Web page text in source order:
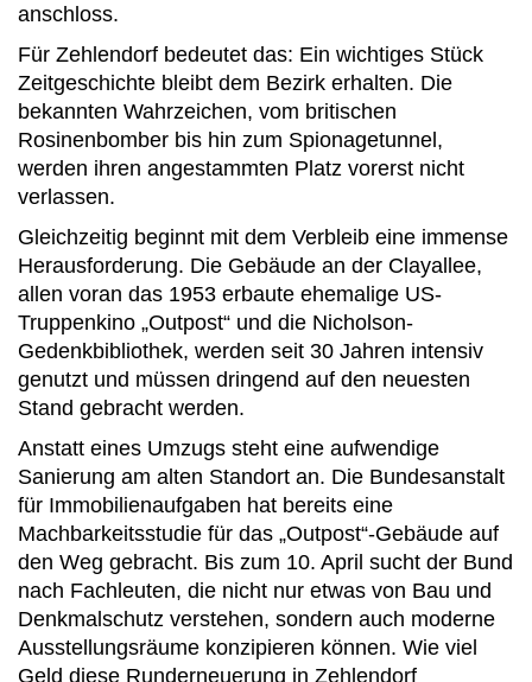
anschloss.
Für Zehlendorf bedeutet das: Ein wichtiges Stück
Zeitgeschichte bleibt dem Bezirk erhalten. Die
bekannten Wahrzeichen, vom britischen
Rosinenbomber bis hin zum Spionagetunnel,
werden ihren angestammten Platz vorerst nicht
verlassen.
Gleichzeitig beginnt mit dem Verbleib eine immense
Herausforderung. Die Gebäude an der Clayallee,
allen voran das 1953 erbaute ehemalige US-
Truppenkino „Outpost“ und die Nicholson-
Gedenkbibliothek, werden seit 30 Jahren intensiv
genutzt und müssen dringend auf den neuesten
Stand gebracht werden.
Anstatt eines Umzugs steht eine aufwendige
Sanierung am alten Standort an. Die Bundesanstalt
für Immobilienaufgaben hat bereits eine
Machbarkeitsstudie für das „Outpost“-Gebäude auf
den Weg gebracht. Bis zum 10. April sucht der Bund
nach Fachleuten, die nicht nur etwas von Bau und
Denkmalschutz verstehen, sondern auch moderne
Ausstellungsräume konzipieren können. Wie viel
Geld diese Runderneuerung in Zehlendorf